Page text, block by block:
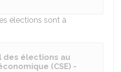
élections sont à
des élections au
(CSE) -